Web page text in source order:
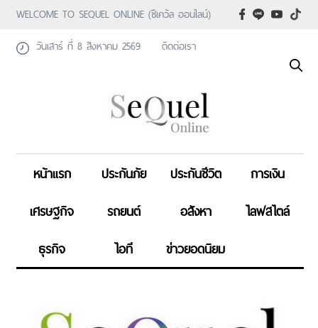
WELCOME TO SEQUEL ONLINE (ซีเคว้ล ออนไลน์)
วันเสาร์ ที่ 8 สิงหาคม 2569
ติดต่อเรา
หน้าแรก ประกันภัย ประกันชีวิต
การเงิน
เศรษฐกิจ
รถยนต์ อสังหา
ไลฟสไตล์
ธุรกิจ
ไอที ข่าวยอดนิยม